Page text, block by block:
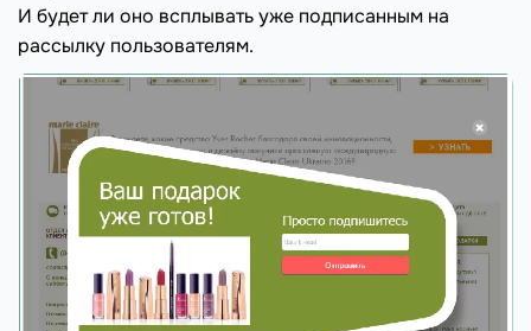
И будет ли оно всплывать уже подписанным на
рассылку пользователям.